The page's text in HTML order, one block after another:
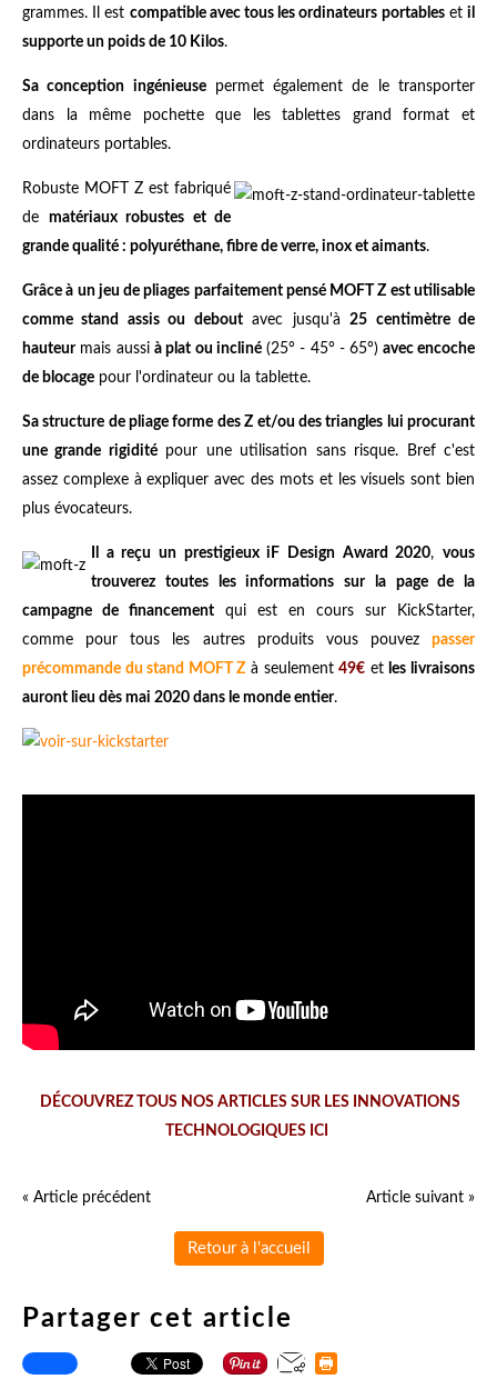
grammes. Il est compatible avec tous les ordinateurs portablesetil
supporte un poids de 10 Kilos.
Sa conception ingénieusepermet également de le transporter
dans la même pochette que les tablettes grand format et
ordinateurs portables.
Robuste MOFT Z est fabriqué
de matériaux robustes et de
grande qualité : polyuréthane, fibre de verre, inox et aimants.
Grâce à un jeu de pliages parfaitement pensé MOFT Z est utilisable
comme stand assis ou deboutavec jusqu'à25 centimètre de
hauteurmais aussi à plat ou incliné(25° - 45° - 65°) avec encoche
de blocage pour l'ordinateur ou la tablette.
Sa structure de pliage forme des Z et/ou des triangles lui procurant
une grande rigiditépour une utilisation sans risque. Bref c'est
assez complexe à expliquer avec des mots et les visuels sont bien
plus évocateurs.
Il a reçu un prestigieux iF Design Award 2020,vous
trouverez toutes les informations sur la page de la
campagne de financement qui est en cours sur KickStarter,
comme pour tous les autres produits vous pouvez passer
précommande du stand MOFT Z à seulement49€ et les livraisons
auront lieu dès mai 2020 dans le monde entier.
DÉCOUVREZ TOUS NOS ARTICLES SUR LES INNOVATIONS
TECHNOLOGIQUES ICI
« Article précédent Article suivant »
Retour à l'accueil
Partager cet article